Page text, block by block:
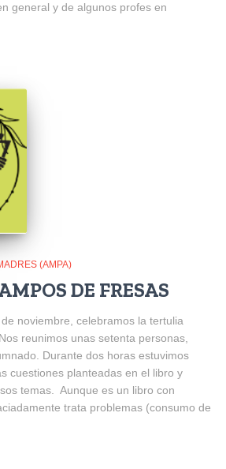
general y de algunos profes en
(AMPA)
DE FRESAS
noviembre, celebramos la tertulia
reunimos unas setenta personas,
Durante dos horas estuvimos
cuestiones planteadas en el libro y
temas. Aunque es un libro con
trata problemas (consumo de